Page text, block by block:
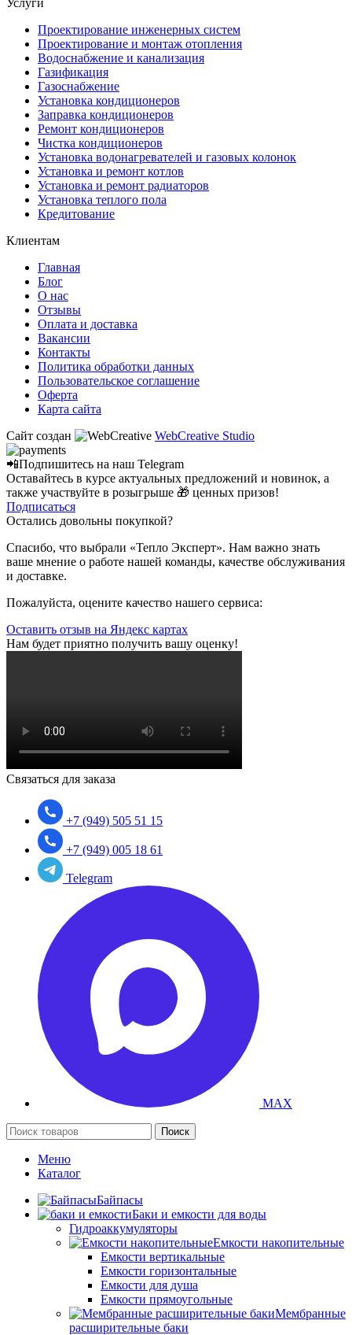
Услуги
Проектирование инженерных систем
Проектирование и монтаж отопления
Водоснабжение и канализация
Газификация
Газоснабжение
Установка кондиционеров
Заправка кондиционеров
Ремонт кондиционеров
Чистка кондиционеров
Установка водонагревателей и газовых колонок
Установка и ремонт котлов
Установка и ремонт радиаторов
Установка теплого пола
Кредитование
Клиентам
Главная
Блог
О нас
Отзывы
Оплата и доставка
Вакансии
Контакты
Политика обработки данных
Пользовательское соглашение
Оферта
Карта сайта
Сайт создан
WebCreative Studio
📲Подпишитесь на наш Telegram
Оставайтесь в курсе актуальных предложений и новинок, а
также участвуйте в розыгрыше 🎁 ценных призов!
Подписаться
Остались довольны покупкой?
Спасибо, что выбрали «Тепло Эксперт». Нам важно знать
ваше мнение о работе нашей команды, качестве обслуживания
и доставке.
Пожалуйста, оцените качество нашего сервиса:
Оставить отзыв на Яндекс картах
Нам будет приятно получить вашу оценку!
Связаться для заказа
+7 (949) 505 51 15
+7 (949) 005 18 61
Telegram
MAX
Поиск
Меню
Каталог
Байпасы
Баки и емкости для воды
Гидроаккумуляторы
Емкости накопительные
Емкости вертикальные
Емкости горизонтальные
Емкости для душа
Емкости прямоугольные
Мембранные
расширительные баки